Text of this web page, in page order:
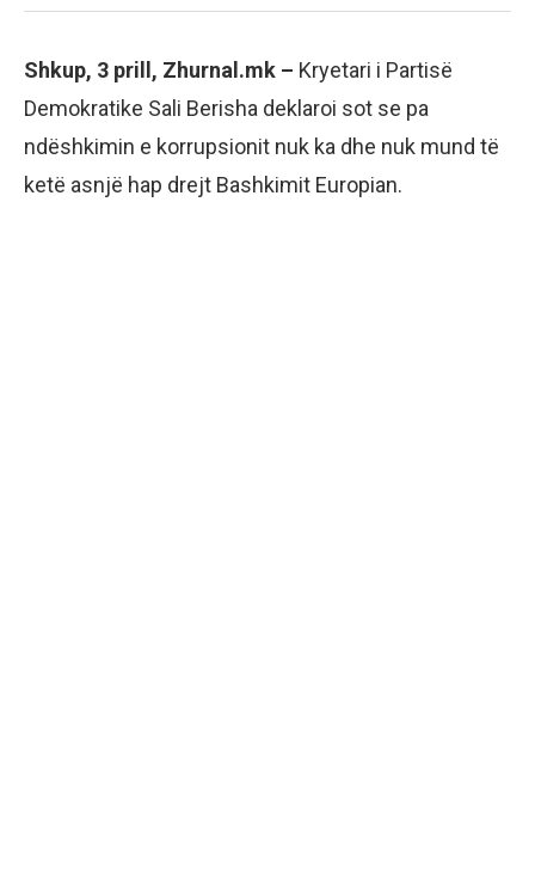
Shkup, 3 prill, Zhurnal.mk – Kryetari i Partisë
Demokratike Sali Berisha deklaroi sot se pa
ndëshkimin e korrupsionit nuk ka dhe nuk mund të
ketë asnjë hap drejt Bashkimit Europian.